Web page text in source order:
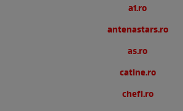
a1.ro
antenastars.ro
as.ro
catine.ro
chefi.ro